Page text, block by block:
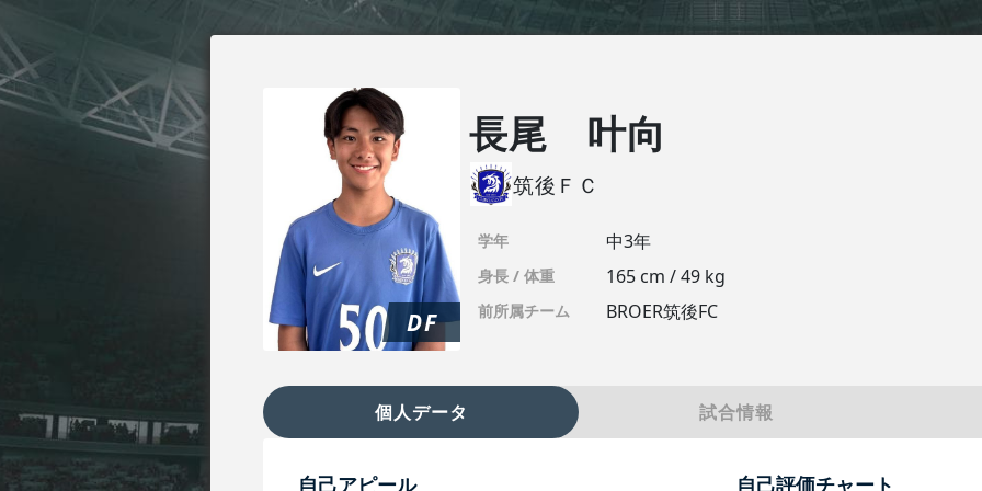
DF
長尾 叶向
筑後ＦＣ
学年 中3年
身長 / 体重 165 cm / 49 kg
前所属チーム BROER筑後FC
個人データ 試合情報
自己アピール 自己評価チャート